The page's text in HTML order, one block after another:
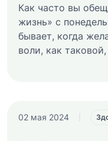
Как часто вы
жизнь» с
бывает, когда
воли, как таковой,
02 мая 2024